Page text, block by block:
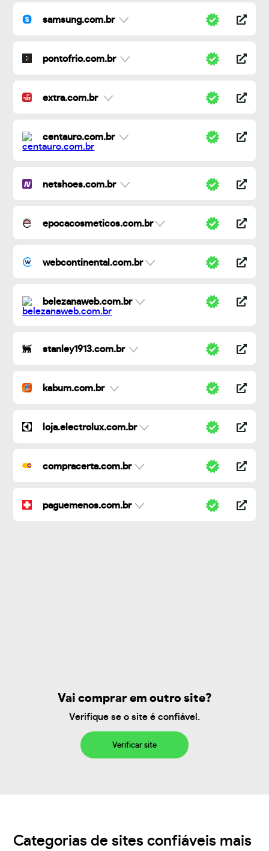
samsung.com.br
pontofrio.com.br
extra.com.br
centauro.com.br
netshoes.com.br
epocacosmeticos.com.br
webcontinental.com.br
belezanaweb.com.br
stanley1913.com.br
kabum.com.br
loja.electrolux.com.br
compracerta.com.br
paguemenos.com.br
Vai comprar em outro site?
Verifique se o site é confiável.
Verificar site
Categorias de sites confiáveis mais